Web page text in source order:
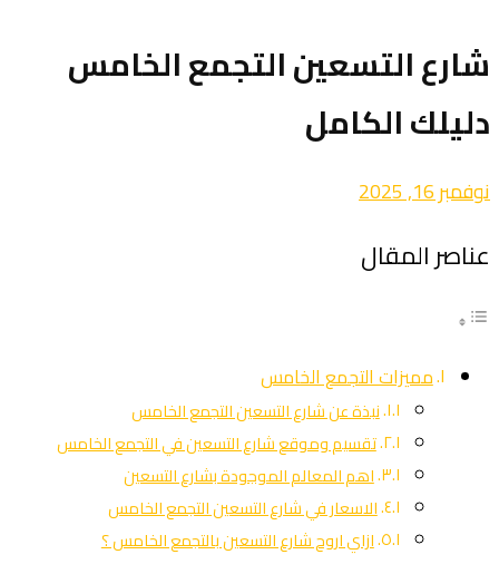
شارع التسعين التجمع الخامس
دليلك الكامل
نوفمبر 16, 2025
عناصر المقال
مميزات التجمع الخامس
نبذة عن شارع التسعين التجمع الخامس
تقسيم وموقع شارع التسعين في التجمع الخامس
اهم المعالم الموجودة بشارع التسعين
الاسعار في شارع التسعين التجمع الخامس
ازاي اروح شارع التسعين بالتجمع الخامس ؟